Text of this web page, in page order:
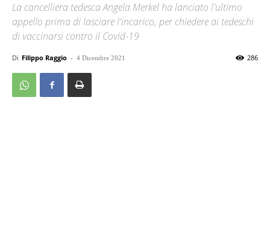
La cancelliera tedesca Angela Merkel ha lanciato l'ultimo
appello prima di lasciare l'incarico, per chiedere ai tedeschi
di vaccinarsi contro il Covid-19
Di Filippo Raggio - 4 Dicembre 2021 286